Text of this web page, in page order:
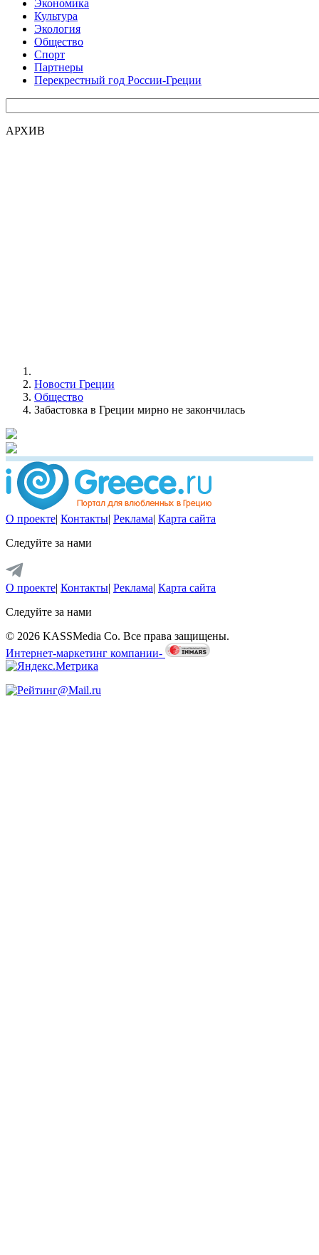
Экономика
Культура
Экология
Общество
Спорт
Партнеры
Перекрестный год России-Греции
АРХИВ
Новости Греции
Общество
Забастовка в Греции мирно не закончилась
О проекте| Контакты| Реклама| Карта сайта
Следуйте за нами
О проекте| Контакты| Реклама| Карта сайта
Следуйте за нами
© 2026 KASSMedia Co. Все права защищены.
Интернет-маркетинг компании-